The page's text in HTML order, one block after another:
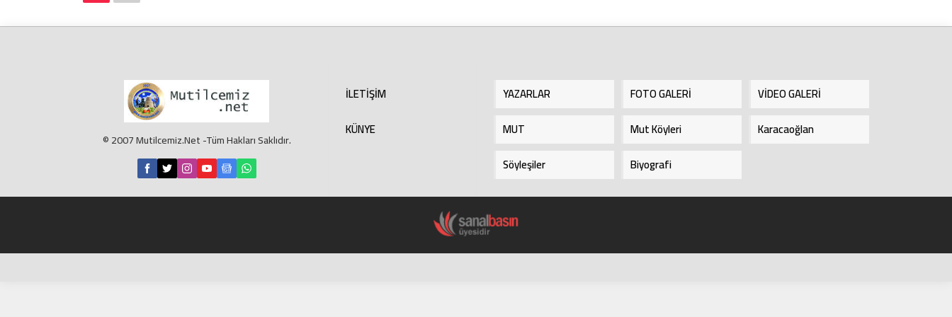
© 2007 Mutilcemiz.Net -Tüm Hakları Saklıdır.
İLETİŞİM
KÜNYE
YAZARLAR FOTO GALERİ
VİDEO GALERİ
MUT
Mut Köyleri
Karacaoğlan
Söyleşiler
Biyografi